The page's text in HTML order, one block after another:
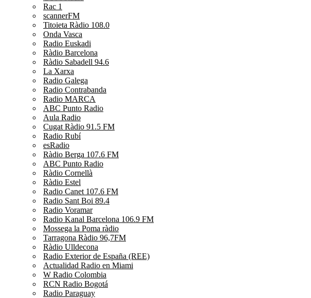
Rac 1
scannerFM
Titoieta Ràdio 108.0
Onda Vasca
Radio Euskadi
Ràdio Barcelona
Ràdio Sabadell 94.6
La Xarxa
Radio Galega
Radio Contrabanda
Radio MARCA
ABC Punto Radio
Aula Radio
Cugat Ràdio 91.5 FM
Radio Rubí
esRadio
Ràdio Berga 107.6 FM
ABC Punto Radio
Ràdio Cornellà
Ràdio Estel
Radio Canet 107.6 FM
Radio Sant Boi 89.4
Radio Voramar
Radio Kanal Barcelona 106.9 FM
Mossega la Poma ràdio
Tarragona Ràdio 96,7FM
Ràdio Ulldecona
Radio Exterior de España (REE)
Actualidad Radio en Miami
W Radio Colombia
RCN Radio Bogotá
Radio Paraguay